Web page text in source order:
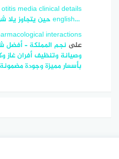
otitis media clinical details
english… ‎ حين يتجاوز يلا شوت حدود اللغة
interactions
على نجم المملكة – أفضل
وصيانة وتنظيف أفران غاز
بأسعار مميزة وجودة مضمونة